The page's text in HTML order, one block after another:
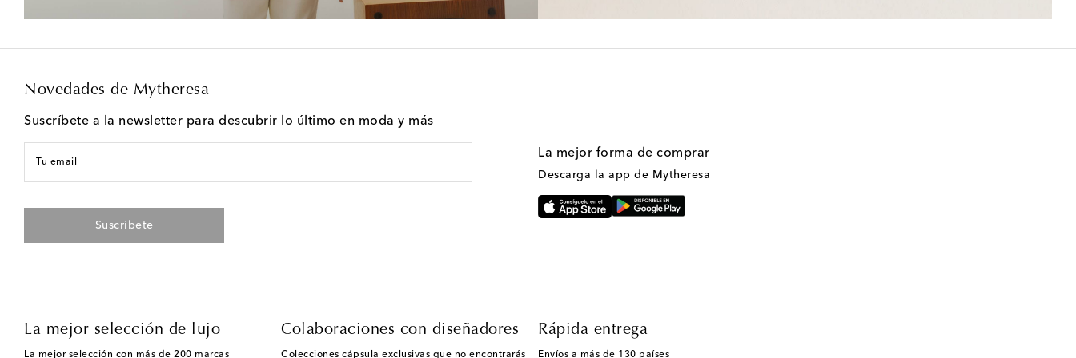
Novedades de Mytheresa
Suscríbete a la newsletter para descubrir lo último en moda y más
Tu email
Suscríbete
La mejor forma de comprar
Descarga la app de Mytheresa
La mejor selección de lujo
La mejor selección con más de 200 marcas
Colaboraciones con diseñadores
Colecciones cápsula exclusivas que no encontrarás
Rápida entrega
Envíos a más de 130 países